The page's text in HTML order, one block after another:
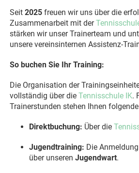
Seit 2025 freuen wir uns über die
Zusammenarbeit mit der
stärken wir unser Trainerteam und
unsere vereinsinternen Assistenz-
So buchen Sie Ihr Training:
Die Organisation der
vollständig über die Tennisschule IK.
Trainerstunden stehen Ihnen
Direktbuchung: Über die
Jugendtraining: Die
über unseren Jugendwart.